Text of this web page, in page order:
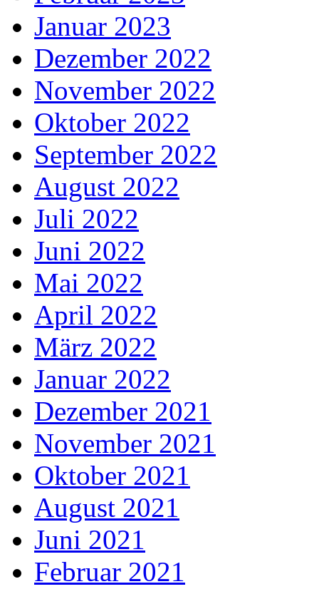
Januar 2023
Dezember 2022
November 2022
Oktober 2022
September 2022
August 2022
Juli 2022
Juni 2022
Mai 2022
April 2022
März 2022
Januar 2022
Dezember 2021
November 2021
Oktober 2021
August 2021
Juni 2021
Februar 2021